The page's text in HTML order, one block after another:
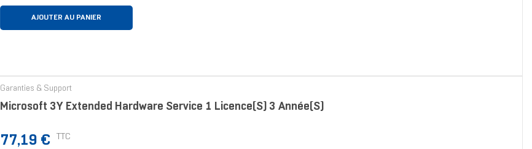
AJOUTER AU PANIER
Garanties & Support
Microsoft 3Y Extended Hardware Service 1 Licence(s) 3 Année(s)
Prix
77,19 € TTC